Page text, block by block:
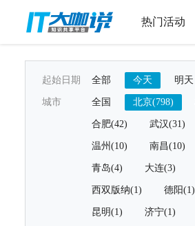
热门活动
起始日期 全部 今天 明天
城市 全国 北京(798)
合肥(42) 武汉(31)
温州(10) 南昌(10)
青岛(4) 大连(3)
西双版纳(1) 德阳(1)
昆明(1) 济宁(1)